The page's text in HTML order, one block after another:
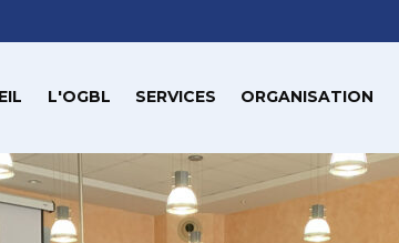
L'OGBL SERVICES ORGANISATION